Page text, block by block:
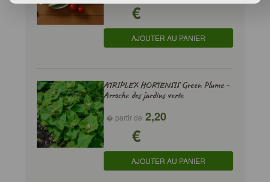
€
AJOUTER AU PANIER
ATRIPLEX HORTENSIS Green Plume -
Arroche des jardins verte
� partir de 2,20
€
AJOUTER AU PANIER